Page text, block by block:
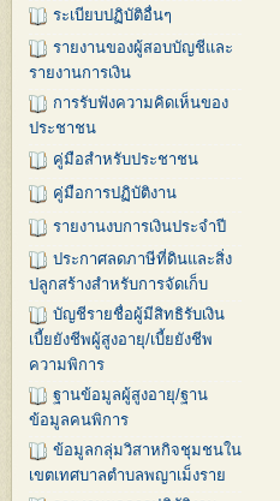
ระเบียบปฏิบัติอื่นๆ
รายงานของผู้สอบบัญชีและ
รายงานการเงิน
การรับฟังความคิดเห็นของ
ประชาชน
คู่มือสำหรับประชาชน
คู่มือการปฏิบัติงาน
รายงานงบการเงินประจำปี
ประกาศลดภาษีที่ดินและสิ่ง
ปลูกสร้างสำหรับการจัดเก็บ
บัญชีรายชื่อผู้มีสิทธิรับเงิน
เบี้ยยังชีพผู้สูงอายุ/เบี้ยยังชีพ
ความพิการ
ฐานข้อมูลผู้สูงอายุ/ฐาน
ข้อมูลคนพิการ
ข้อมูลกลุ่มวิสาหกิจชุมชนใน
เขตเทศบาลตำบลพญาเม็งราย